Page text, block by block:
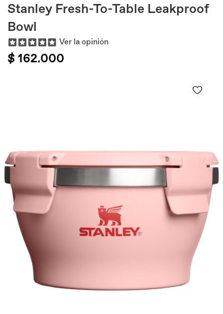
Stanley Fresh-To-Table Leakproof
Bowl
Ver la opinión
$ 162.000